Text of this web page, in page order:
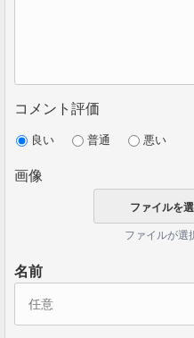
コメント評価
良い 普通 悪い
画像
ファイルが選
名前